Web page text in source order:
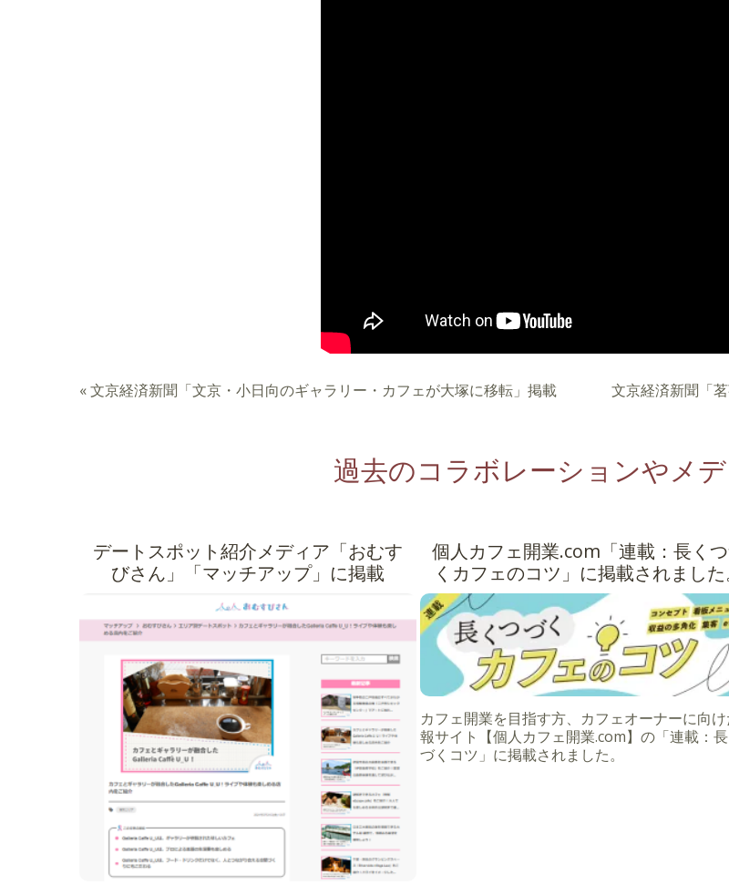
«文京経済新聞「文京・小日向のギャラリー・カフェが大塚に移転」掲載
文京経済新聞「
過去のコラボレーションやメ
デートスポット紹介メディア「おむす
びさん」「マッチアップ」に掲載
個人カフェ開業.com「連載：長く
くカフェのコツ」に掲載されました
カフェ開業を目指す方、カフェオーナーに向
報サイト【個人カフェ開業.com】の「連載：
づくコツ」に掲載されました。